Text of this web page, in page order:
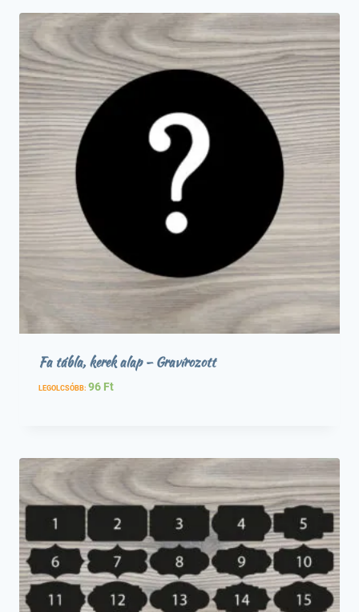
Fa tábla, kerek alap – Gravírozott
LEGOLCSÓBB: 96 Ft